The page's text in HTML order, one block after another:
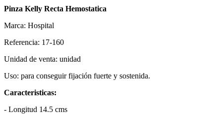
Pinza Kelly Recta Hemostatica
Marca: Hospital
Referencia: 17-160
Unidad de venta: unidad
Uso: para conseguir fijación fuerte y sostenida.
Caracteristicas:
- Longitud 14.5 cms